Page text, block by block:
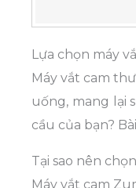
Lựa chọn máy
Máy vắt cam
uống, mang lại
cầu của bạn?
Tại sao nên
Máy vắt cam